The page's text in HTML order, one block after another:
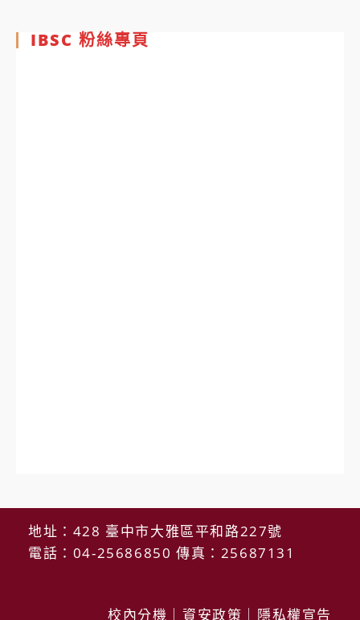
IBSC 粉絲專頁
地址：428 臺中市大雅區平和路227號
電話：04-25686850 傳真：25687131
校內分機 資安政策 隱私權宣告